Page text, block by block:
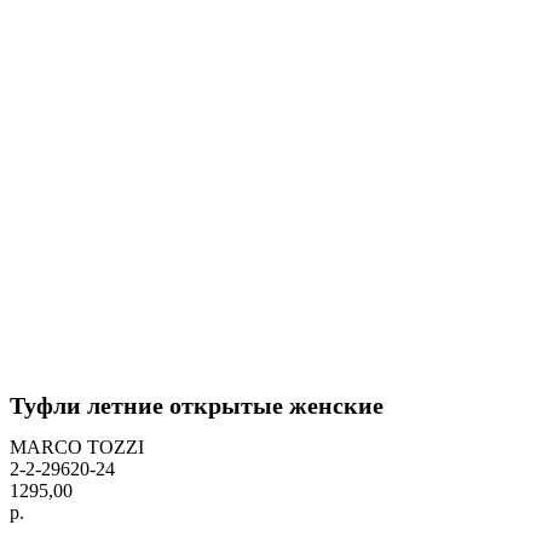
Туфли летние открытые женские
MARCO TOZZI
2-2-29620-24
1295,00
р.